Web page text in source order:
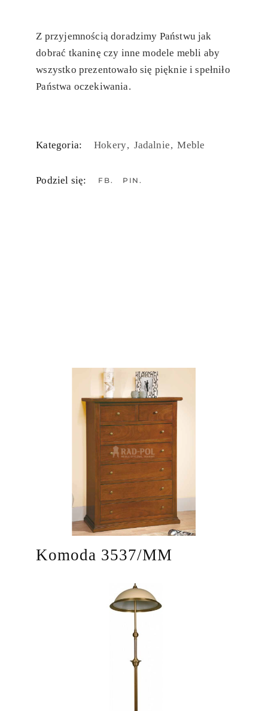
Z przyjemnością doradzimy Państwu jak
dobrać tkaninę czy inne modele mebli aby
wszystko prezentowało się pięknie i spełniło
Państwa oczekiwania.
Kategoria: Hokery Jadalnie Meble
Podziel się: FB PIN
Komoda 3537/MM